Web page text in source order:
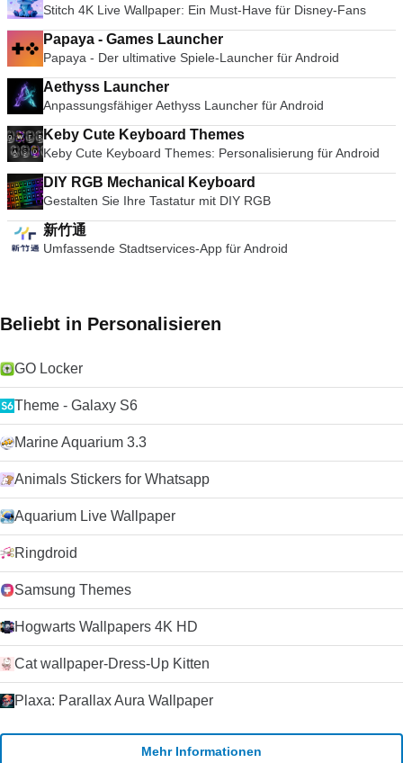
Stitch 4K Live Wallpaper: Ein Must-Have für Disney-Fans
Papaya - Games Launcher
Papaya - Der ultimative Spiele-Launcher für Android
Aethyss Launcher
Anpassungsfähiger Aethyss Launcher für Android
Keby Cute Keyboard Themes
Keby Cute Keyboard Themes: Personalisierung für Android
DIY RGB Mechanical Keyboard
Gestalten Sie Ihre Tastatur mit DIY RGB
新竹通
Umfassende Stadtservices-App für Android
Beliebt in Personalisieren
GO Locker
Theme - Galaxy S6
Marine Aquarium 3.3
Animals Stickers for Whatsapp
Aquarium Live Wallpaper
Ringdroid
Samsung Themes
Hogwarts Wallpapers 4K HD
Cat wallpaper-Dress-Up Kitten
Plaxa: Parallax Aura Wallpaper
Mehr Informationen